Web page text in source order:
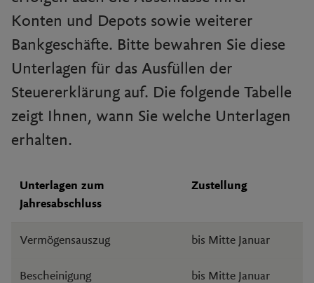
Konten und Depots sowie weiterer
Bankgeschäfte. Bitte bewahren Sie diese
Unterlagen für das Ausfüllen der
Steuererklärung auf. Die folgende Tabelle
zeigt Ihnen, wann Sie welche Unterlagen
erhalten.
Unterlagen zum
Jahresabschluss
Zustellung
Vermögensauszug bis Mitte Januar
Bescheinigung
bis Mitte Januar